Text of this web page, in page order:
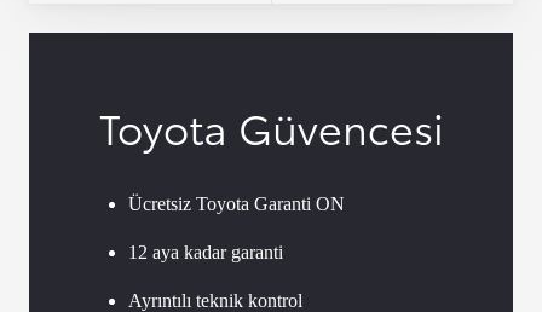
Toyota Güvencesi
Ücretsiz Toyota Garanti ON
12 aya kadar garanti
Ayrıntılı teknik kontrol